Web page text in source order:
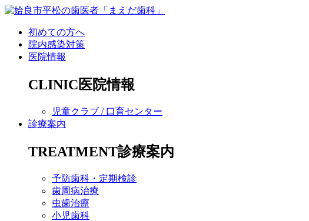
初めての方へ
院内感染対策
医院情報
CLINIC医院情報
児童クラブ / 口育センター
診療案内
TREATMENT診療案内
予防歯科・定期検診
歯周病治療
虫歯治療
小児歯科